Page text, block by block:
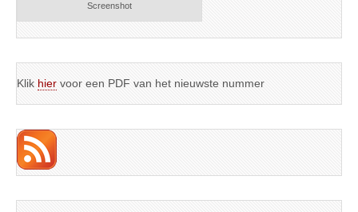
Screenshot
Klik hier voor een PDF van het nieuwste nummer